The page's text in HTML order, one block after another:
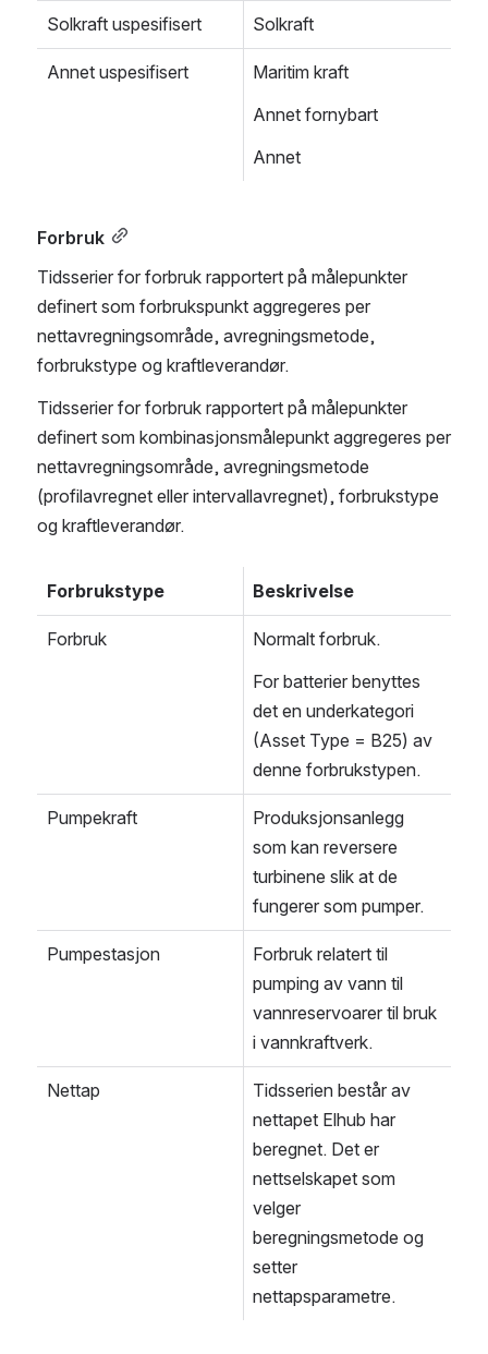
Solkraft uspesifisert Solkraft
Annet uspesifisert
Maritim kraft
Annet fornybart
Annet
Forbruk
Tidsserier for forbruk rapportert på målepunkter
definert som forbrukspunkt aggregeres per
nettavregningsområde, avregningsmetode,
forbrukstype og kraftleverandør.
Tidsserier for forbruk rapportert på målepunkter
definert som kombinasjonsmålepunkt aggregeres per
nettavregningsområde, avregningsmetode
(profilavregnet eller intervallavregnet), forbrukstype
og kraftleverandør.
Forbrukstype Beskrivelse
Forbruk
Normalt forbruk.
For batterier benyttes
det en underkategori
(Asset Type = B25) av
denne forbrukstypen.
Pumpekraft
Produksjonsanlegg
som kan reversere
turbinene slik at de
fungerer som pumper.
Pumpestasjon
Forbruk relatert til
pumping av vann til
vannreservoarer til bruk
i vannkraftverk.
Nettap
Tidsserien består av
nettapet Elhub har
beregnet. Det er
nettselskapet som
velger
beregningsmetode og
setter
nettapsparametre.